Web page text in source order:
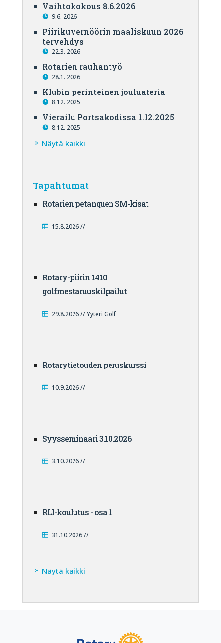
Vaihtokokous 8.6.2026
9.6. 2026
Piirikuvernöörin maaliskuun 2026
tervehdys
22.3. 2026
Rotarien rauhantyö
28.1. 2026
Klubin perinteinen jouluateria
8.12. 2025
Vierailu Portsakodissa 1.12.2025
8.12. 2025
Näytä kaikki
Tapahtumat
Rotarien petanquen SM-kisat
15.8.2026 //
Rotary-piirin 1410
golfmestaruuskilpailut
29.8.2026 // Yyteri Golf
Rotarytietouden peruskurssi
10.9.2026 //
Syysseminaari 3.10.2026
3.10.2026 //
RLI-koulutus - osa 1
31.10.2026 //
Näytä kaikki